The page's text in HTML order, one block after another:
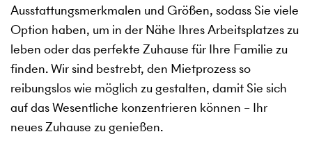
Ausstattungsmerkmalen und Größen, sodass Sie viele
Option haben, um in der Nähe Ihres Arbeitsplatzes zu
leben oder das perfekte Zuhause für Ihre Familie zu
finden. Wir sind bestrebt, den Mietprozess so
reibungslos wie möglich zu gestalten, damit Sie sich
auf das Wesentliche konzentrieren können – Ihr
neues Zuhause zu genießen.